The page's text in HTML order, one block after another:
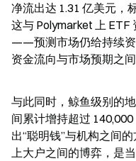
净流出达 1.31 亿美元，
这与 Polymarket 上
——预测市场仍给持续资
资金流向与市场预期之间
与此同时，鲸鱼级别的
间累计增持超过
出“聪明钱”与机构之间
上大户之间的博弈，是